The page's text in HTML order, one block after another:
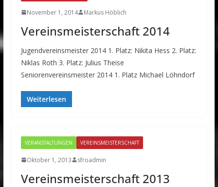
November 1, 2014 Markus Höblich
Vereinsmeisterschaft 2014
Jugendvereinsmeister 2014 1. Platz: Nikita Hess 2. Platz:
Niklas Roth 3. Platz: Julius Theise
Seniorenvereinsmeister 2014 1. Platz Michael Löhndorf
Weiterlesen
VERANSTALTUNGEN VEREINSMEISTERSCHAFT
Oktober 1, 2013 sfroadmin
Vereinsmeisterschaft 2013